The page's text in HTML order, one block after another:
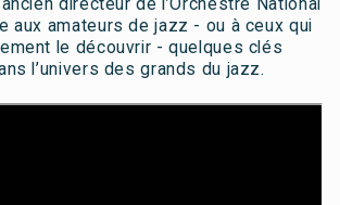
directeur de l’Orchestre National
aux amateurs de jazz - ou à ceux qui
le découvrir - quelques clés
l’univers des grands du jazz.